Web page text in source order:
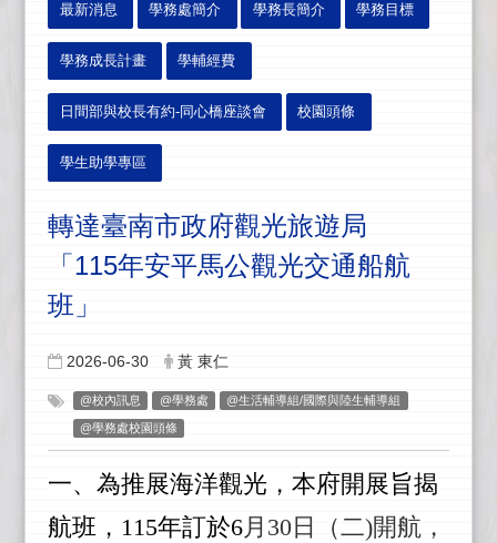
最新消息 學務處簡介 學務長簡介 學務目標
學務成長計畫 學輔經費
日間部與校長有約-同心橋座談會 校園頭條
學生助學專區
轉達臺南市政府觀光旅遊局
「115年安平馬公觀光交通船航
班」
2026-06-30 黃 東仁
@校內訊息 @學務處 @生活輔導組/國際與陸生輔導組
@學務處校園頭條
一、為推展海洋觀光，本府開展旨揭
航班，115年訂於6月30日（二)開航，